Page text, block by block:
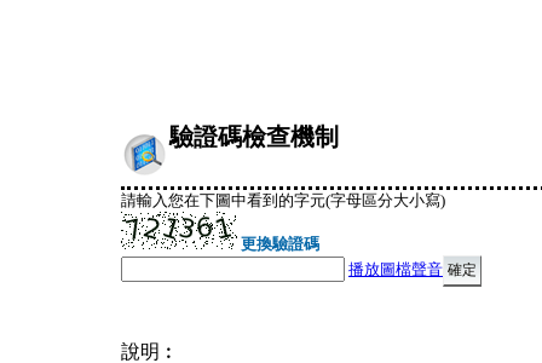
驗證碼檢查機制
請輸入您在下圖中看到的字元(字母區分大小寫)
更換驗證碼
播放圖檔聲音
說明︰